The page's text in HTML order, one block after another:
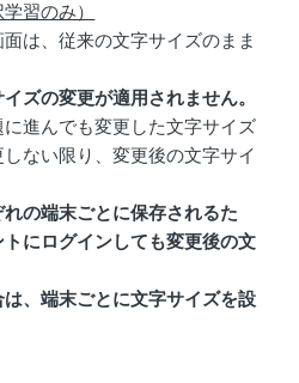
習のみ）
は、従来の文字サイズのまま
ズの変更が適用されません。
進んでも変更した文字サイズ
ない限り、変更後の文字サイ
の端末ごとに保存されるた
にログインしても変更後の文
、端末ごとに文字サイズを設